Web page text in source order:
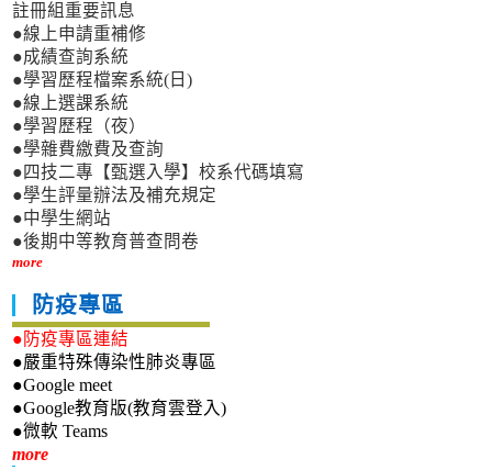
註冊組重要訊息
●線上申請重補修
●成績查詢系統
●學習歷程檔案系統(日)
●線上選課系統
●學習歷程（夜）
●學雜費繳費及查詢
●四技二專【甄選入學】校系代碼填寫
●學生評量辦法及補充規定
●中學生網站
●後期中等教育普查問卷
more
防疫專區
●防疫專區連結
●嚴重特殊傳染性肺炎專區
●Google meet
●Google教育版(教育雲登入)
●微軟 Teams
more新生專區